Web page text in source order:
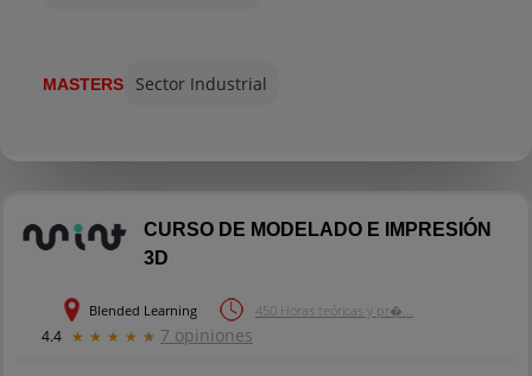
MASTERS Sector Industrial
CURSO DE MODELADO E IMPRESIÓN
3D
Blended Learning 450 Horas teóricas y pr�...
4.4 ★ ★ ★ ★ ★ 7 opiniones